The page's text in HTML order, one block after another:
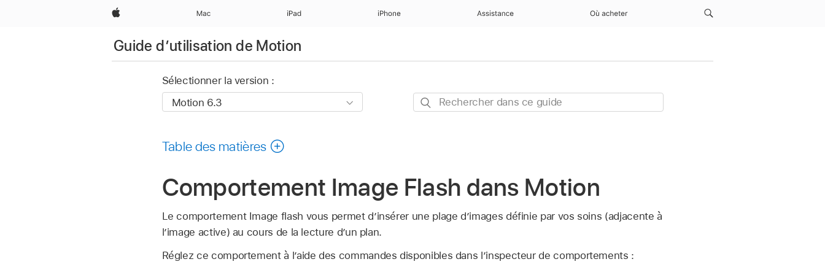
Apple Mac iPad iPhone Assistance Où acheter
Guide d’utilisation de Motion
Sélectionner la version :
Rechercher
Table des matières
Comportement Image Flash dans Motion
Le comportement Image flash vous permet d’insérer une plage d’images définie par vos soins (adjacente à
l’image active) au cours de la lecture d’un plan.
Réglez ce comportement à l’aide des commandes disponibles dans l’inspecteur de comportements :